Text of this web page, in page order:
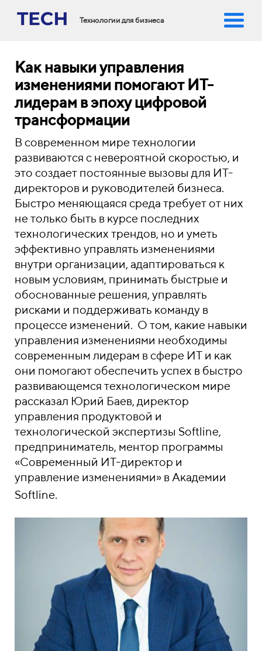
Технологии для бизнеса
Как навыки управления
изменениями помогают ИТ-
лидерам в эпоху цифровой
трансформации
В современном мире технологии
развиваются с невероятной скоростью, и
это создает постоянные вызовы для ИТ-
директоров и руководителей бизнеса.
Быстро меняющаяся среда требует от них
не только быть в курсе последних
технологических трендов, но и уметь
эффективно управлять изменениями
внутри организации, адаптироваться к
новым условиям, принимать быстрые и
обоснованные решения, управлять
рисками и поддерживать команду в
процессе изменений. О том, какие навыки
управления изменениями необходимы
современным лидерам в сфере ИТ и как
они помогают обеспечить успех в быстро
развивающемся технологическом мире
рассказал Юрий Баев, директор
управления продуктовой и
технологической экспертизы Softline,
предприниматель, ментор программы
«Современный ИТ-директор и
управление изменениями» в Академии
Softline.